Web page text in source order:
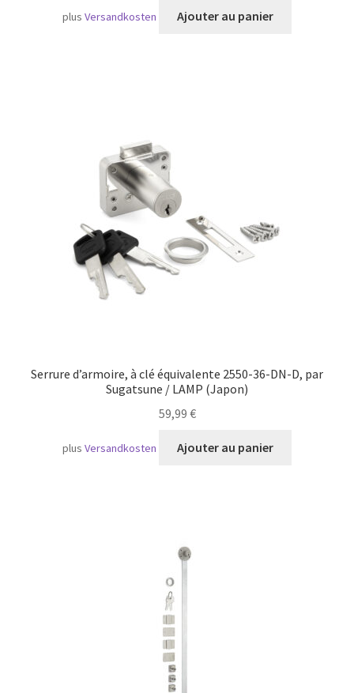
plusVersandkosten Ajouter au panier
Serrure d’armoire, à clé équivalente 2550-36-DN-D, par
Sugatsune / LAMP (Japon)
59,99 €
plusVersandkosten Ajouter au panier